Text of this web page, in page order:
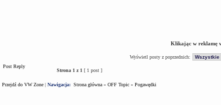
Klikając w reklamę
Wyświetl posty z poprzednich:
Post Reply
Strona 1 z 1 [ 1 post ]
Przejdź do VW Zone | Nawigacja: Strona główna » OFF Topic » Pogawędki